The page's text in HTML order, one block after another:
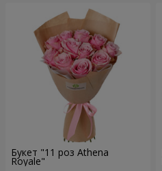
Букет "11 роз Athena
Royale"